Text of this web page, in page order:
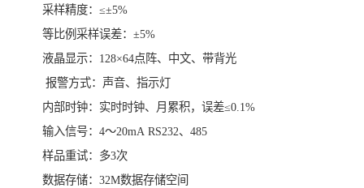
采样精度：≤±5%
等比例采样误差：±5%
液晶显示：128×64点阵、中文、带背光
报警方式：声音、指示灯
内部时钟：实时时钟、月累积，误差≤0.1%
输入信号：4～20mA RS232、485
样品重试：多3次
数据存储：32M数据存储空间